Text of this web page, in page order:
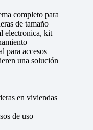
completo para
de tamaño
electronica, kit
para accesos
una solución
en viviendas
de uso